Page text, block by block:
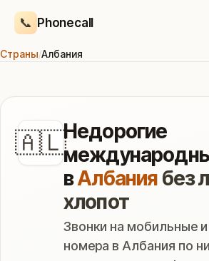
📞 Phonecall
Страны/Албания
🇦🇱Недорогие
вАлбания без
хлопот
Звонки на мобильные
номера в Албания по